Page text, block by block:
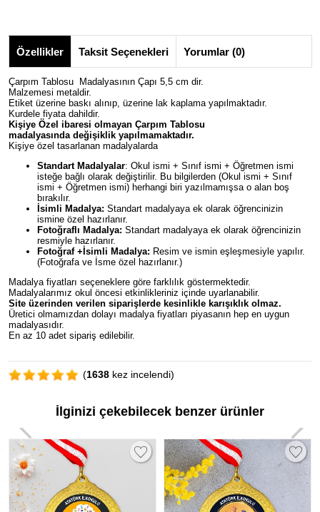
Özellikler Taksit Seçenekleri Yorumlar (0)
Çarpım Tablosu Madalyasının Çapı 5,5 cm dir.
Malzemesi metaldir.
Etiket üzerine baskı alınıp, üzerine lak kaplama yapılmaktadır.
Kurdele fiyata dahildir.
Kişiye Özel ibaresi olmayan Çarpım Tablosu
madalyasında değişiklik yapılmamaktadır.
Kişiye özel tasarlanan madalyalarda
Standart Madalyalar: Okul ismi + Sınıf ismi + Öğretmen ismi
isteğe bağlı olarak değiştirilir. Bu bilgilerden (Okul ismi + Sınıf
ismi + Öğretmen ismi) herhangi biri yazılmamışsa o alan boş
bırakılır.
İsimli Madalya: Standart madalyaya ek olarak öğrencinizin
ismine özel hazırlanır.
Fotoğraflı Madalya: Standart madalyaya ek olarak öğrencinizin
resmiyle hazırlanır.
Fotoğraf +İsimli Madalya: Resim ve ismin eşleşmesiyle yapılır.
(Fotoğrafa ve İsme özel hazırlanır.)
Madalya fiyatları seçeneklere göre farklılık göstermektedir.
Madalyalarımız okul öncesi etkinlikleriniz içinde uyarlanabilir.
Site üzerinden verilen siparişlerde kesinlikle karışıklık olmaz.
Üretici olmamızdan dolayı madalya fiyatları piyasanın hep en uygun
madalyasıdır.
En az 10 adet sipariş edilebilir.
(1638 kez incelendi)
İlginizi çekebilecek benzer ürünler